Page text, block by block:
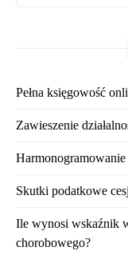
Pełna księgowość
Zawieszenie
Skutki podatkowe
Ile wynosi wskaźnik
chorobowego?